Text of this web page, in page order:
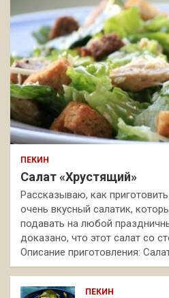
ПЕКИН
Салат «Хрустящий»
Рассказываю, как
очень вкусный салатик,
подавать на любой
доказано, что этот салат со
Описание приготовления:
ПЕКИН